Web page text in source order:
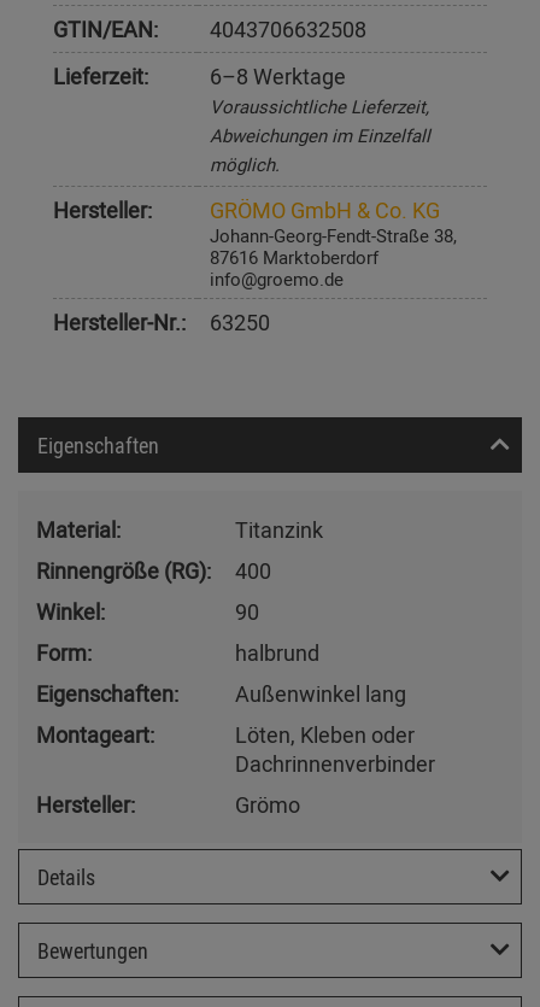
GTIN/EAN:
4043706632508
Lieferzeit:
6–8 Werktage
Voraussichtliche Lieferzeit,
Abweichungen im Einzelfall
möglich.
Hersteller: GRÖMO GmbH & Co. KG
Johann-Georg-Fendt-Straße 38,
87616 Marktoberdorf
info@groemo.de
Hersteller-Nr.: 63250
Eigenschaften
Material:
Titanzink
Rinnengröße (RG):
400
Winkel:
90
Form:
halbrund
Eigenschaften:
Außenwinkel lang
Montageart:
Löten, Kleben oder
Dachrinnenverbinder
Hersteller:
Grömo
Details
Bewertungen